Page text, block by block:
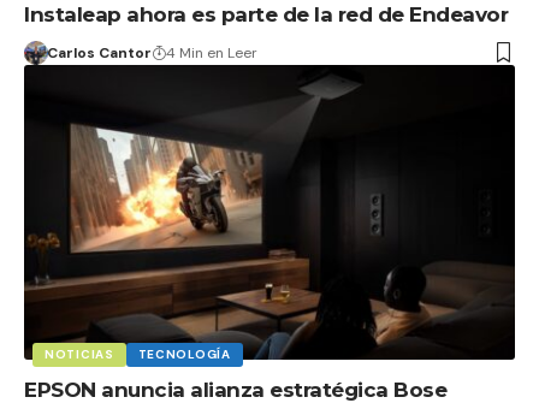
Instaleap ahora es parte de la red de Endeavor
Carlos Cantor 4 Min en Leer
NOTICIAS TECNOLOGÍA
EPSON anuncia alianza estratégica Bose